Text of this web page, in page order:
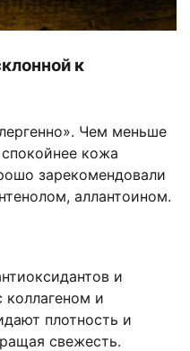
к
Чем меньше
кожа
зарекомендовали
аллантоином.
и
коллагеном и
плотность и
свежесть.